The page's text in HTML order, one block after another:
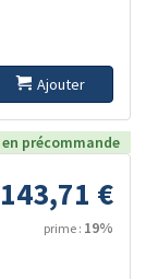
Ajouter
en précommande
143,71 €
prime : 19%